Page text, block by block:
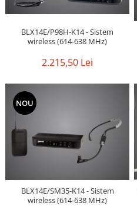
BLX14E/P98H-K14 - Sistem
wireless (614-638 MHz)
2.215,50 Lei
NOU
BLX14E/SM35-K14 - Sistem
wireless (614-638 MHz)